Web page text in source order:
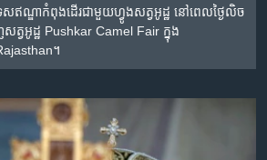
េស​ឥណ្ឌា​កំពុង​ដើរ​ជាមួយ​ហ្វូង​សត្វ​អូដ្ឋ​ នៅ​ពេល​ថ្ងៃ​លិច​
សត្វ​អូដ្ឋ Pushkar Camel Fair ក្នុង​
។